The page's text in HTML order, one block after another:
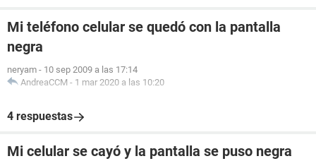
Mi teléfono celular se quedó con la pantalla
negra
neryam - 10 sep 2009 a las 17:14
AndreaCCM - 1 mar 2020 a las 10:20
4 respuestas
Mi celular se cayó y la pantalla se puso negra